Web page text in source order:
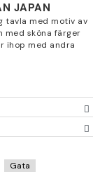
JAPAN
tavla med motiv av
med sköna färger
ihop med andra
Gata